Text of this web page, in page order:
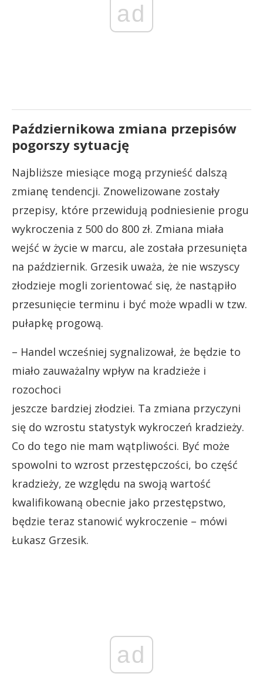
ad
Październikowa zmiana przepisów
pogorszy sytuację
Najbliższe miesiące mogą przynieść dalszą
zmianę tendencji. Znowelizowane zostały
przepisy, które przewidują podniesienie progu
wykroczenia z 500 do 800 zł. Zmiana miała
wejść w życie w marcu, ale została przesunięta
na październik. Grzesik uważa, że nie wszyscy
złodzieje mogli zorientować się, że nastąpiło
przesunięcie terminu i być może wpadli w tzw.
pułapkę progową.
– Handel wcześniej sygnalizował, że będzie to
miało zauważalny wpływ na kradzieże i
rozochoci
jeszcze bardziej złodziei. Ta zmiana przyczyni
się do wzrostu statystyk wykroczeń kradzieży.
Co do tego nie mam wątpliwości. Być może
spowolni to wzrost przestępczości, bo część
kradzieży, ze względu na swoją wartość
kwalifikowaną obecnie jako przestępstwo,
będzie teraz stanowić wykroczenie – mówi
Łukasz Grzesik.
ad